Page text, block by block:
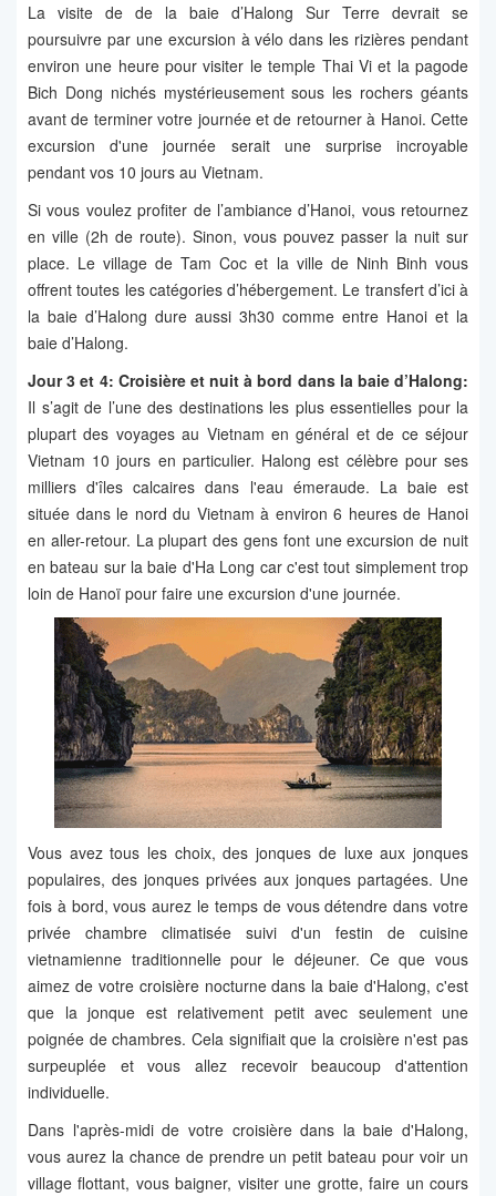
La visite de de la baie d’Halong Sur Terre devrait se
poursuivre par une excursion à vélo dans les rizières pendant
environ une heure pour visiter le temple Thai Vi et la pagode
Bich Dong nichés mystérieusement sous les rochers géants
avant de terminer votre journée et de retourner à Hanoi. Cette
excursion d'une journée serait une surprise incroyable
pendant vos 10 jours au Vietnam.
Si vous voulez profiter de l’ambiance d’Hanoi, vous retournez
en ville (2h de route). Sinon, vous pouvez passer la nuit sur
place. Le village de Tam Coc et la ville de Ninh Binh vous
offrent toutes les catégories d’hébergement. Le transfert d’ici à
la baie d’Halong dure aussi 3h30 comme entre Hanoi et la
baie d’Halong.
Jour 3 et 4: Croisière et nuit à bord dans la baie d’Halong:
Il s’agit de l’une des destinations les plus essentielles pour la
plupart des voyages au Vietnam en général et de ce séjour
Vietnam 10 jours en particulier. Halong est célèbre pour ses
milliers d'îles calcaires dans l'eau émeraude. La baie est
située dans le nord du Vietnam à environ 6 heures de Hanoi
en aller-retour. La plupart des gens font une excursion de nuit
en bateau sur la baie d'Ha Long car c'est tout simplement trop
loin de Hanoï pour faire une excursion d'une journée.
Vous avez tous les choix, des jonques de luxe aux jonques
populaires, des jonques privées aux jonques partagées. Une
fois à bord, vous aurez le temps de vous détendre dans votre
privée chambre climatisée suivi d'un festin de cuisine
vietnamienne traditionnelle pour le déjeuner. Ce que vous
aimez de votre croisière nocturne dans la baie d'Halong, c'est
que la jonque est relativement petit avec seulement une
poignée de chambres. Cela signifiait que la croisière n'est pas
surpeuplée et vous allez recevoir beaucoup d'attention
individuelle.
Dans l'après-midi de votre croisière dans la baie d'Halong,
vous aurez la chance de prendre un petit bateau pour voir un
village flottant, vous baigner, visiter une grotte, faire un cours